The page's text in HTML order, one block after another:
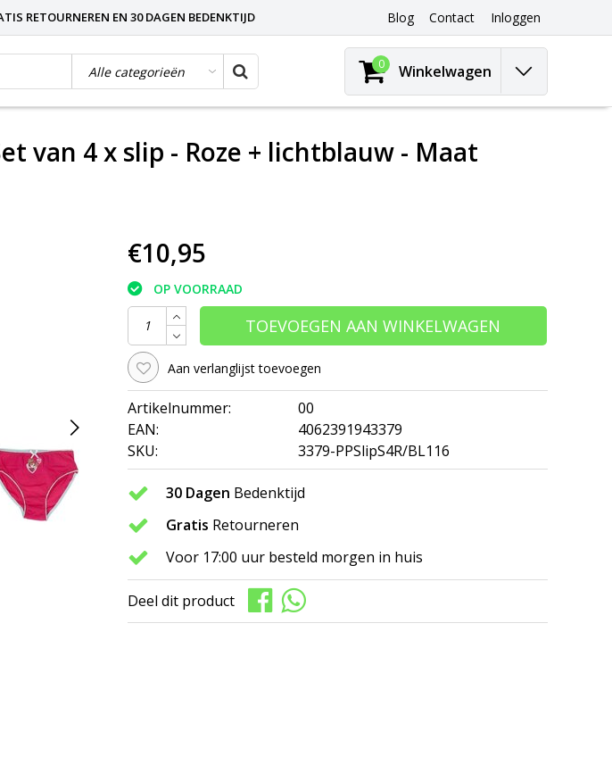
RETOURNEREN EN 30 DAGEN BEDENKTIJD Blog Contact Inloggen
0 Winkelwagen
van 4 x slip - Roze + lichtblauw - Maat
€10,95
OP VOORRAAD
TOEVOEGEN AAN WINKELWAGEN
Aan verlanglijst toevoegen
Artikelnummer:
00
EAN:
4062391943379
SKU:
3379-PPSlipS4R/BL116
30 Dagen Bedenktijd
Gratis Retourneren
Voor 17:00 uur besteld morgen in huis
Deel dit product